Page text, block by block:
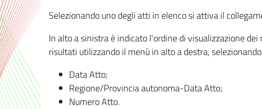
Selezionando uno degli atti in elenco si attiva il
In alto a sinistra è indicato l'ordine di visualizzazione
risultati utilizzando il menù in alto a destra,
Data Atto;
Regione/Provincia autonoma-Data Atto;
Numero Atto.